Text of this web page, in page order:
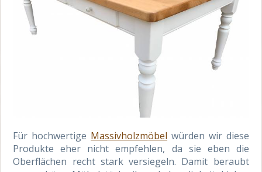
Für hochwertige Massivholzmöbel würden wir diese
Produkte eher nicht empfehlen, da sie eben die
Oberflächen recht stark versiegeln. Damit beraubt